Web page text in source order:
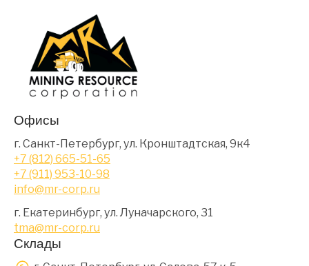
Офисы
г. Санкт-Петербург, ул. Кронштадтская, 9к4
+7 (812) 665-51-65
+7 (911) 953-10-98
info@mr-corp.ru
г. Екатеринбург, ул. Луначарского, 31
tma@mr-corp.ru
Склады